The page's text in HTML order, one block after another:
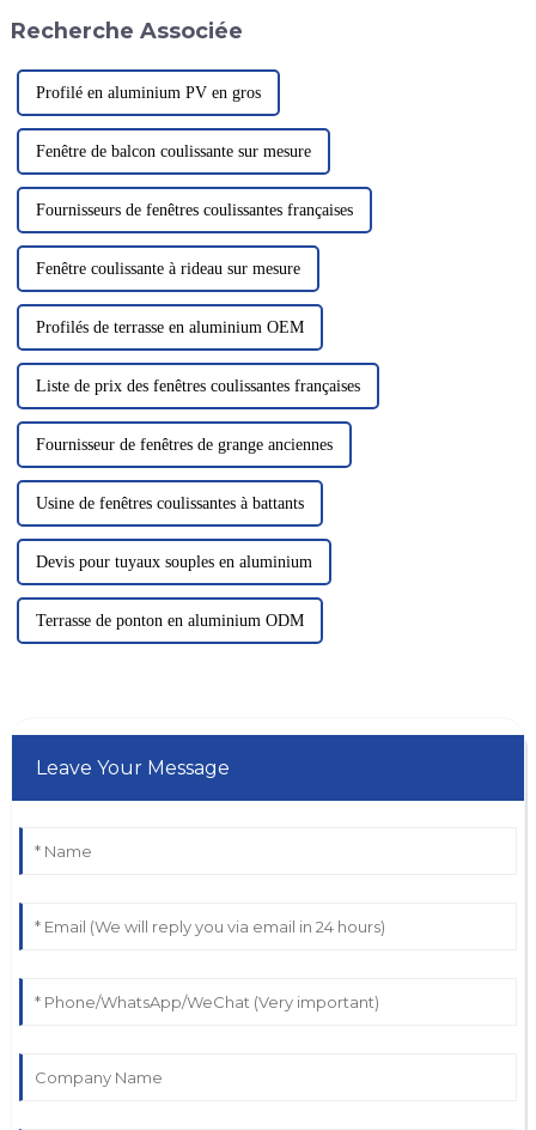
résistance à la corrosion...
Recherche Associée
Profilé en aluminium PV en gros
Fenêtre de balcon coulissante sur mesure
Fournisseurs de fenêtres coulissantes françaises
Fenêtre coulissante à rideau sur mesure
Profilés de terrasse en aluminium OEM
Liste de prix des fenêtres coulissantes françaises
Fournisseur de fenêtres de grange anciennes
Usine de fenêtres coulissantes à battants
Devis pour tuyaux souples en aluminium
Terrasse de ponton en aluminium ODM
Leave Your Message